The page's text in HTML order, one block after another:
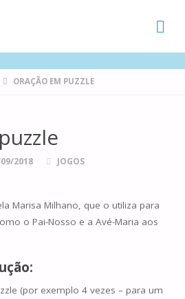
ORAÇÃO EM PUZZLE
2018 JOGOS
Marisa Milhano, que o utiliza para
o Pai-Nosso e a Avé-Maria aos
(por exemplo 4 vezes – para um